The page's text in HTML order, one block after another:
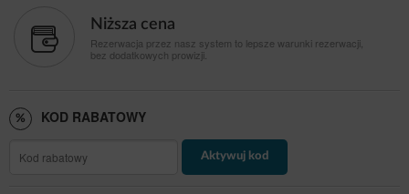
Niższa cena
Rezerwacja przez nasz system to lepsze warunki rezerwacji,
bez dodatkowych prowizji.
KOD RABATOWY
Aktywuj kod